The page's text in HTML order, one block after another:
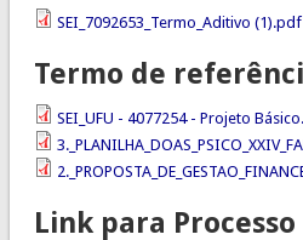
SEI_7092653_Termo_Aditivo (1).pdf
Termo de
SEI_UFU - 4077254 - Projeto
Link para Processo